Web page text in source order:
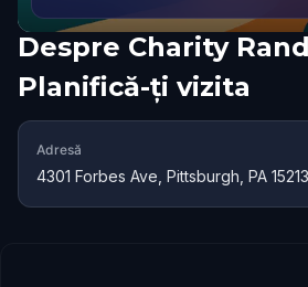
Despre Charity
Planifică-ți vizita
Adresă
4301 Forbes Ave, Pittsburgh, PA